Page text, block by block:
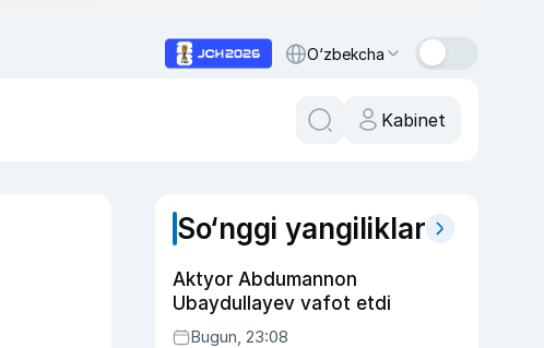
O‘zbekcha
Kabinet
So‘nggi yangiliklar
Aktyor Abdu­mannon
Ubaydullayev vafot etdi
Bugun, 23:08